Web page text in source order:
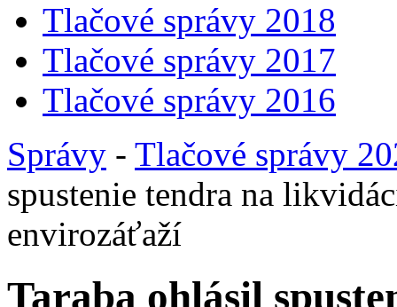
Tlačové správy 2018
Tlačové správy 2017
Tlačové správy 2016
Správy - Tlačové správy
spustenie tendra na
envirozáťaží
Taraba ohlásil